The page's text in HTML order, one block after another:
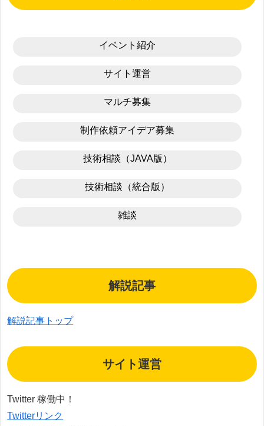
イベント紹介
サイト運営
マルチ募集
制作依頼アイデア募集
技術相談（JAVA版）
技術相談（統合版）
雑談
解説記事
解説記事トップ
サイト運営
Twitter 稼働中！
Twitterリンク